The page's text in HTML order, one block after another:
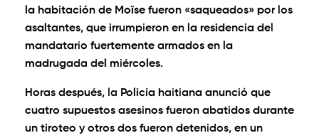
la habitación de Moïse fueron «saqueados» por los
asaltantes, que irrumpieron en la residencia del
mandatario fuertemente armados en la
madrugada del miércoles.
Horas después, la Policía haitiana anunció que
cuatro supuestos asesinos fueron abatidos durante
un tiroteo y otros dos fueron detenidos, en un